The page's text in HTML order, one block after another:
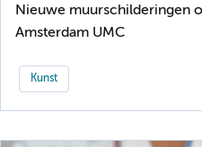
Nieuwe muurschilderingen
Amsterdam UMC
Kunst